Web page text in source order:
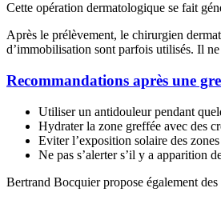
Cette opération dermatologique se fait
Après le prélèvement, le chirurgien
d’immobilisation sont parfois utilisés. Il
Recommandations après une
Utiliser un antidouleur pendant
Hydrater la zone greffée avec des
Eviter l’exposition solaire des
Ne pas s’alerter s’il y a apparition
Bertrand Bocquier propose également